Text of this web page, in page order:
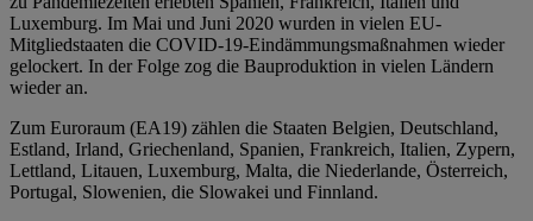
Luxemburg. Im Mai und Juni 2020 wurden in vielen EU-
Mitgliedstaaten die COVID-19-Eindämmungsmaßnahmen wieder
gelockert. In der Folge zog die Bauproduktion in vielen Ländern
wieder an.
Zum Euroraum (EA19) zählen die Staaten Belgien, Deutschland,
Estland, Irland, Griechenland, Spanien, Frankreich, Italien, Zypern,
Lettland, Litauen, Luxemburg, Malta, die Niederlande, Österreich,
Portugal, Slowenien, die Slowakei und Finnland.